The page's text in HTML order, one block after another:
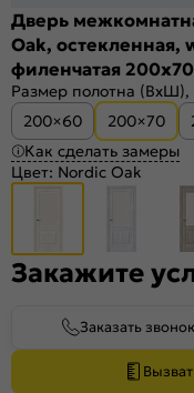
Дверь
Oak, остекленная,
филенчатая 200x70
Размер полотна (ВхШ),
200×60
200×70
Как сделать замеры
Цвет: Nordic Oak
Закажите
Заказать звонок